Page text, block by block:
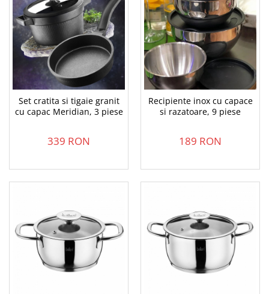
Set cratita si tigaie granit
cu capac Meridian, 3 piese
339 RON
Recipiente inox cu capace
si razatoare, 9 piese
189 RON